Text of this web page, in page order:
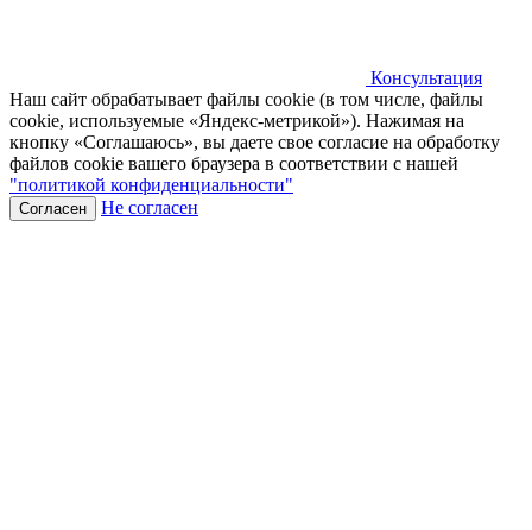
Консультация
Наш сайт обрабатывает файлы cookie (в том числе, файлы
cookie, используемые «Яндекс-метрикой»). Нажимая на
кнопку «Соглашаюсь», вы даете свое согласие на обработку
файлов cookie вашего браузера в соответствии с нашей
"политикой конфиденциальности"
Согласен Не согласен